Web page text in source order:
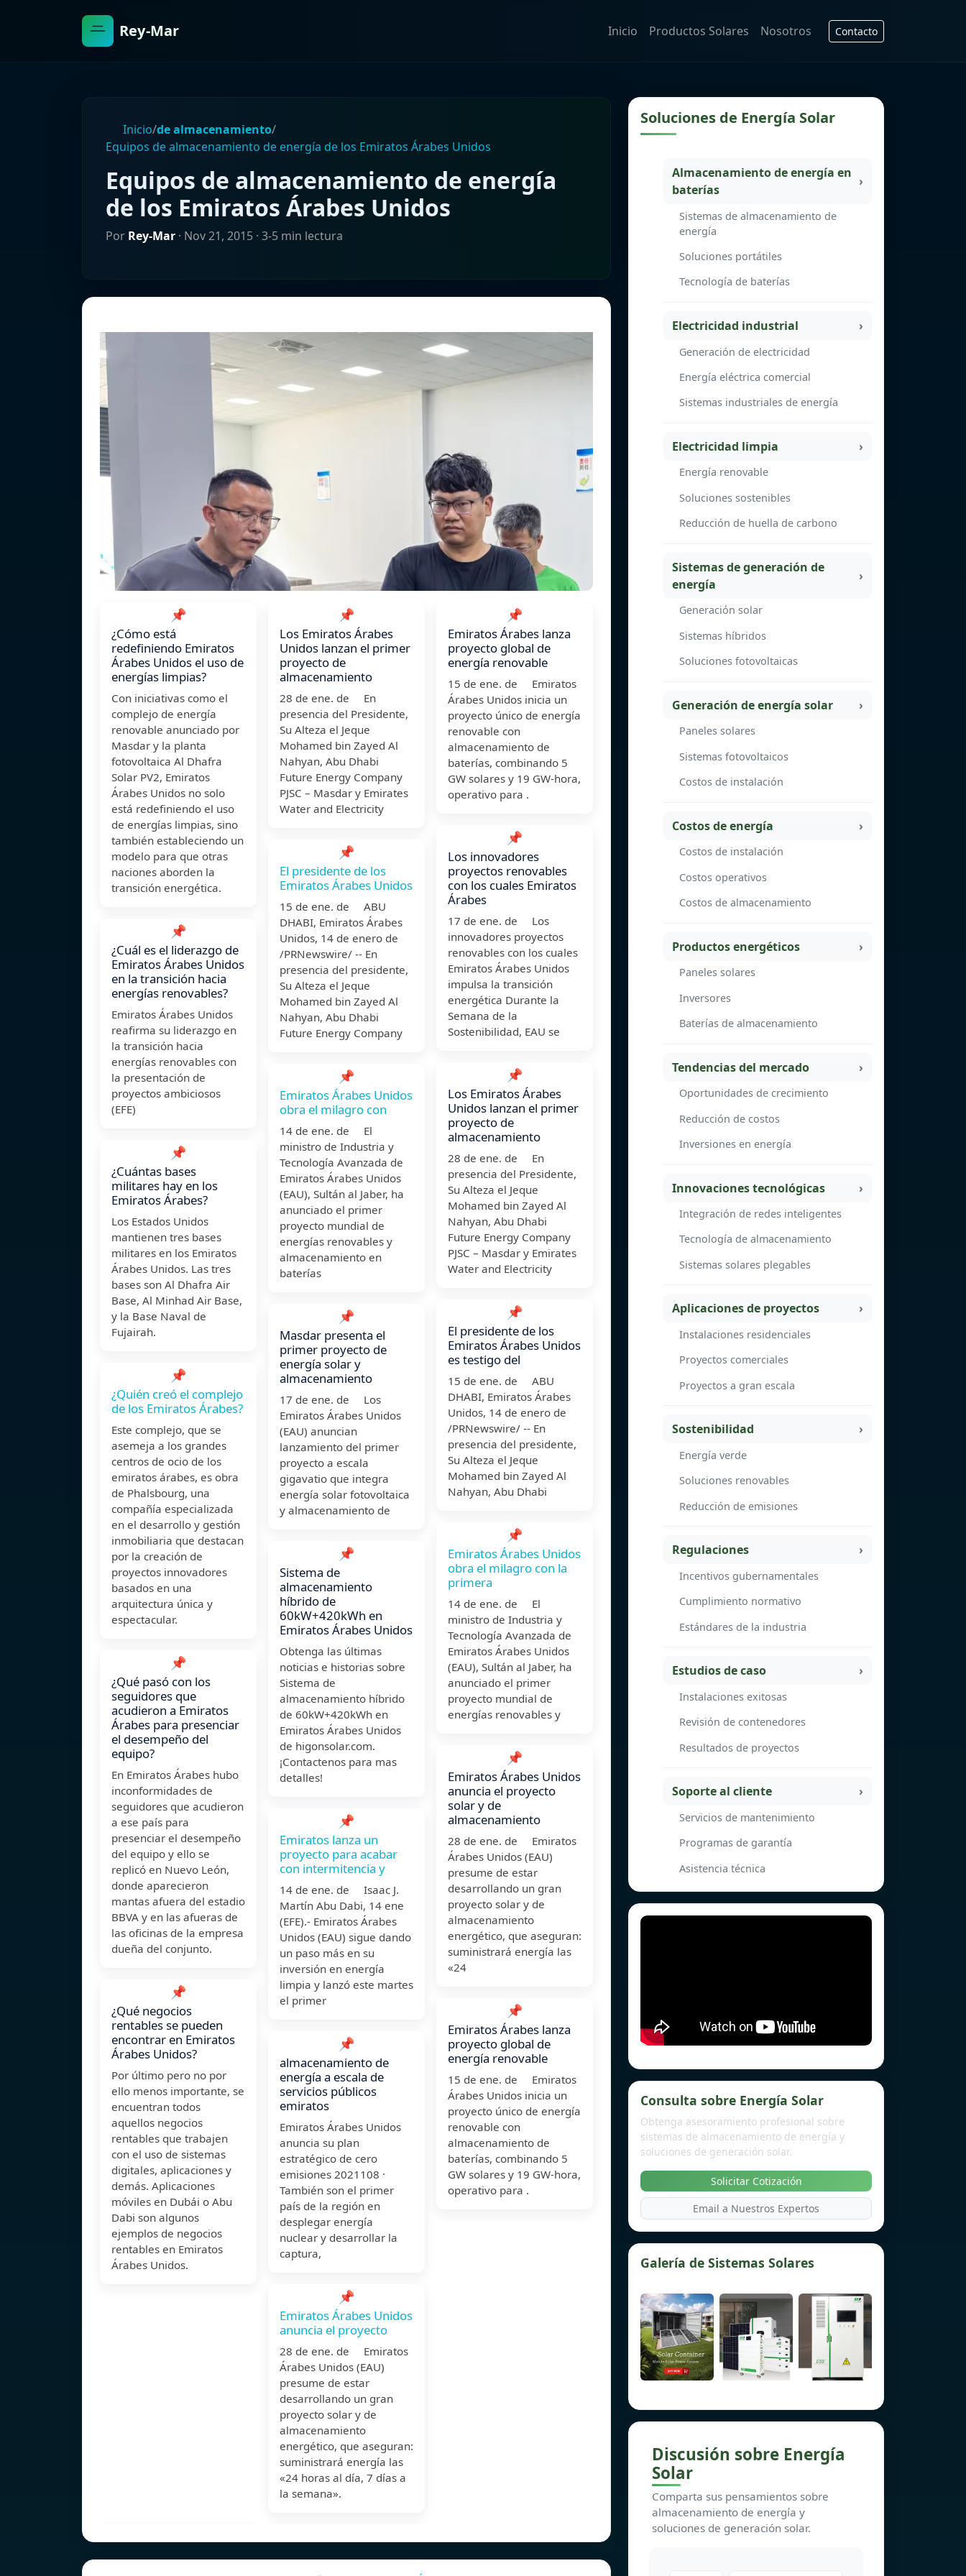
Rey-Mar Inicio Productos Solares Nosotros Contacto
Inicio/de almacenamiento/
Equipos de almacenamiento de energía de los Emiratos Árabes Unidos
Equipos de almacenamiento de energía
de los Emiratos Árabes Unidos
Por Rey-Mar · Nov 21, 2015 · 3-5 min lectura
📌
¿Cómo está
redefiniendo Emiratos
Árabes Unidos el uso de
energías limpias?
Con iniciativas como el
complejo de energía
renovable anunciado por
Masdar y la planta
fotovoltaica Al Dhafra
Solar PV2, Emiratos
Árabes Unidos no solo
está redefiniendo el uso
de energías limpias, sino
también estableciendo un
modelo para que otras
naciones aborden la
transición energética.
📌
¿Cuál es el liderazgo de
Emiratos Árabes Unidos
en la transición hacia
energías renovables?
Emiratos Árabes Unidos
reafirma su liderazgo en
la transición hacia
energías renovables con
la presentación de
proyectos ambiciosos
(EFE)
📌
¿Cuántas bases
militares hay en los
Emiratos Árabes?
Los Estados Unidos
mantienen tres bases
militares en los Emiratos
Árabes Unidos. Las tres
bases son Al Dhafra Air
Base, Al Minhad Air Base,
y la Base Naval de
Fujairah.
📌
¿Quién creó el complejo
de los Emiratos Árabes?
Este complejo, que se
asemeja a los grandes
centros de ocio de los
emiratos árabes, es obra
de Phalsbourg, una
compañía especializada
en el desarrollo y gestión
inmobiliaria que destacan
por la creación de
proyectos innovadores
basados en una
arquitectura única y
espectacular.
📌
¿Qué pasó con los
seguidores que
acudieron a Emiratos
Árabes para presenciar
el desempeño del
equipo?
En Emiratos Árabes hubo
inconformidades de
seguidores que acudieron
a ese país para
presenciar el desempeño
del equipo y ello se
replicó en Nuevo León,
donde aparecieron
mantas afuera del estadio
BBVA y en las afueras de
las oficinas de la empresa
dueña del conjunto.
📌
¿Qué negocios
rentables se pueden
encontrar en Emiratos
Árabes Unidos?
Por último pero no por
ello menos importante, se
encuentran todos
aquellos negocios
rentables que trabajen
con el uso de sistemas
digitales, aplicaciones y
demás. Aplicaciones
móviles en Dubái o Abu
Dabi son algunos
ejemplos de negocios
rentables en Emiratos
Árabes Unidos.
📌
Los Emiratos Árabes
Unidos lanzan el primer
proyecto de
almacenamiento
28 de ene. de En
presencia del Presidente,
Su Alteza el Jeque
Mohamed bin Zayed Al
Nahyan, Abu Dhabi
Future Energy Company
PJSC – Masdar y Emirates
Water and Electricity
📌
El presidente de los
Emiratos Árabes Unidos
15 de ene. de ABU
DHABI, Emiratos Árabes
Unidos, 14 de enero de
/PRNewswire/ -- En
presencia del presidente,
Su Alteza el Jeque
Mohamed bin Zayed Al
Nahyan, Abu Dhabi
Future Energy Company
📌
Emiratos Árabes Unidos
obra el milagro con
14 de ene. de El
ministro de Industria y
Tecnología Avanzada de
Emiratos Árabes Unidos
(EAU), Sultán al Jaber, ha
anunciado el primer
proyecto mundial de
energías renovables y
almacenamiento en
baterías
📌
Masdar presenta el
primer proyecto de
energía solar y
almacenamiento
17 de ene. de Los
Emiratos Árabes Unidos
(EAU) anuncian
lanzamiento del primer
proyecto a escala
gigavatio que integra
energía solar fotovoltaica
y almacenamiento de
📌
Sistema de
almacenamiento
híbrido de
60kW+420kWh en
Emiratos Árabes Unidos
Obtenga las últimas
noticias e historias sobre
Sistema de
almacenamiento híbrido
de 60kW+420kWh en
Emiratos Árabes Unidos
de higonsolar.com.
¡Contactenos para mas
detalles!
📌
Emiratos lanza un
proyecto para acabar
con intermitencia y
14 de ene. de Isaac J.
Martín Abu Dabi, 14 ene
(EFE).- Emiratos Árabes
Unidos (EAU) sigue dando
un paso más en su
inversión en energía
limpia y lanzó este martes
el primer
📌
almacenamiento de
energía a escala de
servicios públicos
emiratos
Emiratos Árabes Unidos
anuncia su plan
estratégico de cero
emisiones 2021108 ·
También son el primer
país de la región en
desplegar energía
nuclear y desarrollar la
captura,
📌
Emiratos Árabes Unidos
anuncia el proyecto
28 de ene. de Emiratos
Árabes Unidos (EAU)
presume de estar
desarrollando un gran
proyecto solar y de
almacenamiento
energético, que aseguran:
suministrará energía las
«24 horas al día, 7 días a
la semana».
📌
Emiratos Árabes lanza
proyecto global de
energía renovable
15 de ene. de Emiratos
Árabes Unidos inicia un
proyecto único de energía
renovable con
almacenamiento de
baterías, combinando 5
GW solares y 19 GW-hora,
operativo para .
📌
Los innovadores
proyectos renovables
con los cuales Emiratos
Árabes
17 de ene. de Los
innovadores proyectos
renovables con los cuales
Emiratos Árabes Unidos
impulsa la transición
energética Durante la
Semana de la
Sostenibilidad, EAU se
📌
Los Emiratos Árabes
Unidos lanzan el primer
proyecto de
almacenamiento
28 de ene. de En
presencia del Presidente,
Su Alteza el Jeque
Mohamed bin Zayed Al
Nahyan, Abu Dhabi
Future Energy Company
PJSC – Masdar y Emirates
Water and Electricity
📌
El presidente de los
Emiratos Árabes Unidos
es testigo del
15 de ene. de ABU
DHABI, Emiratos Árabes
Unidos, 14 de enero de
/PRNewswire/ -- En
presencia del presidente,
Su Alteza el Jeque
Mohamed bin Zayed Al
Nahyan, Abu Dhabi
📌
Emiratos Árabes Unidos
obra el milagro con la
primera
14 de ene. de El
ministro de Industria y
Tecnología Avanzada de
Emiratos Árabes Unidos
(EAU), Sultán al Jaber, ha
anunciado el primer
proyecto mundial de
energías renovables y
📌
Emiratos Árabes Unidos
anuncia el proyecto
solar y de
almacenamiento
28 de ene. de Emiratos
Árabes Unidos (EAU)
presume de estar
desarrollando un gran
proyecto solar y de
almacenamiento
energético, que aseguran:
suministrará energía las
«24
📌
Emiratos Árabes lanza
proyecto global de
energía renovable
15 de ene. de Emiratos
Árabes Unidos inicia un
proyecto único de energía
renovable con
almacenamiento de
baterías, combinando 5
GW solares y 19 GW-hora,
operativo para .
Soluciones de Energía Solar
Almacenamiento de energía en
baterías
Sistemas de almacenamiento de
energía
Soluciones portátiles
Tecnología de baterías
Electricidad industrial
Generación de electricidad
Energía eléctrica comercial
Sistemas industriales de energía
Electricidad limpia
Energía renovable
Soluciones sostenibles
Reducción de huella de carbono
Sistemas de generación de
energía
Generación solar
Sistemas híbridos
Soluciones fotovoltaicas
Generación de energía solar
Paneles solares
Sistemas fotovoltaicos
Costos de instalación
Costos de energía
Costos de instalación
Costos operativos
Costos de almacenamiento
Productos energéticos
Paneles solares
Inversores
Baterías de almacenamiento
Tendencias del mercado
Oportunidades de crecimiento
Reducción de costos
Inversiones en energía
Innovaciones tecnológicas
Integración de redes inteligentes
Tecnología de almacenamiento
Sistemas solares plegables
Aplicaciones de proyectos
Instalaciones residenciales
Proyectos comerciales
Proyectos a gran escala
Sostenibilidad
Energía verde
Soluciones renovables
Reducción de emisiones
Regulaciones
Incentivos gubernamentales
Cumplimiento normativo
Estándares de la industria
Estudios de caso
Instalaciones exitosas
Revisión de contenedores
Resultados de proyectos
Soporte al cliente
Servicios de mantenimiento
Programas de garantía
Asistencia técnica
Consulta sobre Energía Solar
Obtenga asesoramiento profesional sobre
sistemas de almacenamiento de energía y
soluciones de generación solar.
Solicitar Cotización
Email a Nuestros Expertos
Galería de Sistemas Solares
Discusión sobre Energía
Solar
Comparta sus pensamientos sobre
almacenamiento de energía y
soluciones de generación solar.